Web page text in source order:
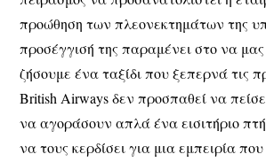
προώθηση των πλεονεκτημάτων της
προσέγγισή της παραμένει στο να
ζήσουμε ένα ταξίδι που ξεπερνά τις
British Airways δεν προσπαθεί να
να αγοράσουν απλά ένα εισιτήριο
να τους κερδίσει για μια εμπειρία